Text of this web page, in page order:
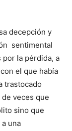
decepción y
sentimental
la pérdida, a
el que había
trastocado
veces que
sino que
una